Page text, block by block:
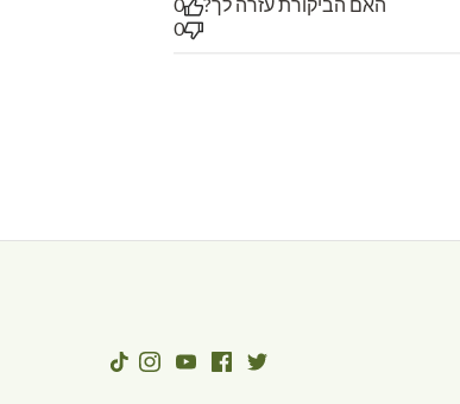
האם הביקורת עזרה לך?
0
0